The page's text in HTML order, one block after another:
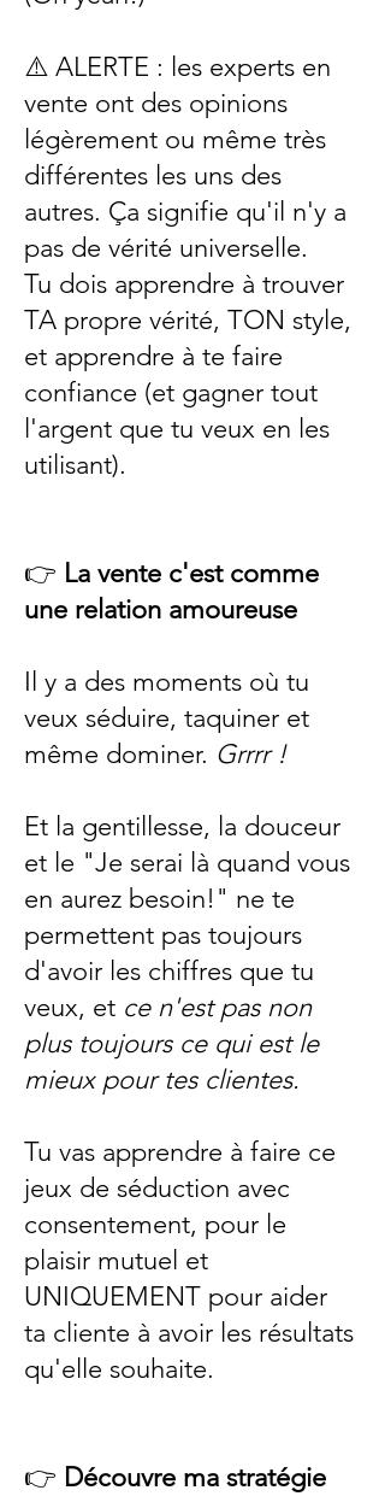
⚠️ ALERTE : les experts en
vente ont des opinions
légèrement ou même très
différentes les uns des
autres. Ça signifie qu'il n'y a
pas de vérité universelle.
Tu dois apprendre à trouver
TA propre vérité, TON style,
et apprendre à te faire
confiance (et gagner tout
l'argent que tu veux en les
utilisant).
👉 La vente c'est comme
une relation amoureuse
Il y a des moments où tu
veux séduire, taquiner et
même dominer. Grrrr !
Et la gentillesse, la douceur
et le "Je serai là quand vous
en aurez besoin!" ne te
permettent pas toujours
d'avoir les chiffres que tu
veux, et ce n'est pas non
plus toujours ce qui est le
mieux pour tes clientes.
Tu vas apprendre à faire ce
jeux de séduction avec
consentement, pour le
plaisir mutuel et
UNIQUEMENT pour aider
ta cliente à avoir les résultats
qu'elle souhaite.
👉 Découvre ma stratégie